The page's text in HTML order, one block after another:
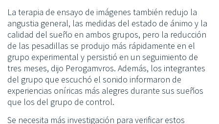
La terapia de ensayo de imágenes también redujo la
angustia general, las medidas del estado de ánimo y la
calidad del sueño en ambos grupos, pero la reducción
de las pesadillas se produjo más rápidamente en el
grupo experimental y persistió en un seguimiento de
tres meses, dijo Perogamvros. Además, los integrantes
del grupo que escuchó el sonido informaron de
experiencias oníricas más alegres durante sus sueños
que los del grupo de control.
Se necesita más investigación para verificar estos